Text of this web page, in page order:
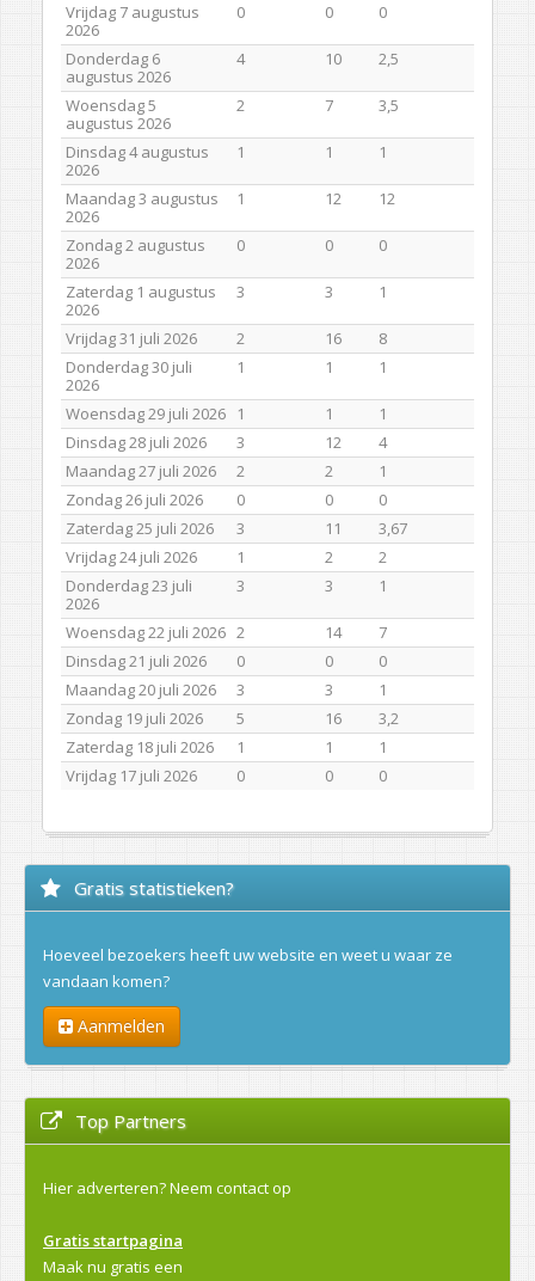
Vrijdag 7 augustus
2026
0 0 0
Donderdag 6
augustus 2026
4 10 2,5
Woensdag 5
augustus 2026
2 7 3,5
Dinsdag 4 augustus
2026
1 1 1
Maandag 3 augustus
2026
1 12 12
Zondag 2 augustus
2026
0 0 0
Zaterdag 1 augustus
2026
3 3 1
Vrijdag 31 juli 2026 2 16
8
Donderdag 30 juli
2026
1 1 1
Woensdag 29 juli 2026 1 1
1
Dinsdag 28 juli 2026
3 12
4
Maandag 27 juli 2026
2 2
1
Zondag 26 juli 2026
0 0
0
Zaterdag 25 juli 2026
3 11
3,67
Vrijdag 24 juli 2026
1 2
2
Donderdag 23 juli
2026
3 3 1
Woensdag 22 juli 2026 2 14
7
Dinsdag 21 juli 2026
0 0
0
Maandag 20 juli 2026
3 3
1
Zondag 19 juli 2026
5 16
3,2
Zaterdag 18 juli 2026
1 1
1
Vrijdag 17 juli 2026
0 0 0
Gratis statistieken?
Hoeveel bezoekers heeft uw website en weet u waar ze
vandaan komen?
Aanmelden
Top Partners
Hier adverteren?Neem contact op
Gratis startpagina
Maak nu gratis een